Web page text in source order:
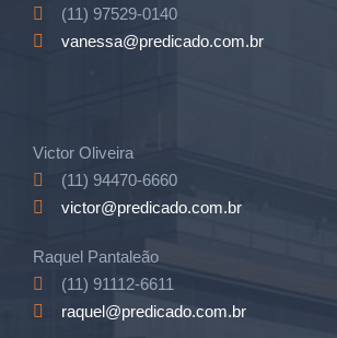
(11) 97529-0140
vanessa@predicado.com.br
Victor Oliveira
(11) 94470-6660
victor@predicado.com.br
Raquel Pantaleão
(11) 91112-6611
raquel@predicado.com.br